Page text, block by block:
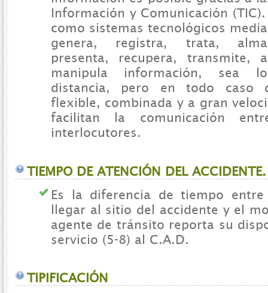
Información y Comunicación
como sistemas tecnológicos
genera, registra, trata,
presenta, recupera, transmite,
manipula información, sea
distancia, pero en todo caso
flexible, combinada y a gran
facilitan la comunicación
interlocutores.
TIEMPO DE ATENCIÓN DEL ACCIDENTE.
Es la diferencia de tiempo
llegar al sitio del accidente y el
agente de tránsito reporta su
servicio (5-8) al C.A.D.
TIPIFICACIÓN